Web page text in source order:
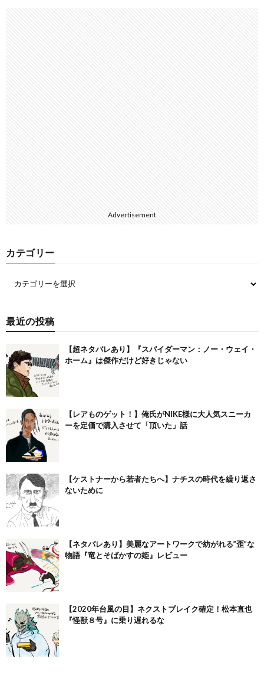
Advertisement
カテゴリー
最近の投稿
【超ネタバレあり】『スパイダーマン：ノー・ウェイ・
ホーム』は傑作だけど好きじゃない
【レアものゲット！】俺氏がNIKE様に大人気スニーカ
ーを定価で購入させて「頂いた」話
【ケストナーから若者たちへ】ナチスの時代を繰り返さ
ないために
【ネタバレあり】美麗なアートワークで紡がれる”歪”な
物語『竜とそばかすの姫』レビュー
【2020年台風の目】ネクストブレイク確定！松本直也
『怪獣８号』に乗り遅れるな